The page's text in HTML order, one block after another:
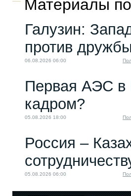
Материалы
Галузин:
против
06.08.2026 06:00
Первая АЭС в
кадром?
05.08.2026 18:00
Россия –
05.08.2026 06:00